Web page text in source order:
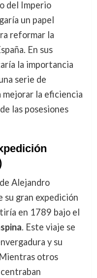
del Imperio
un papel
reformar la
En sus
la importancia
serie de
la eficiencia
las posesiones
Alejandro
su gran expedición
en 1789 bajo el
. Este viaje se
y su
otros